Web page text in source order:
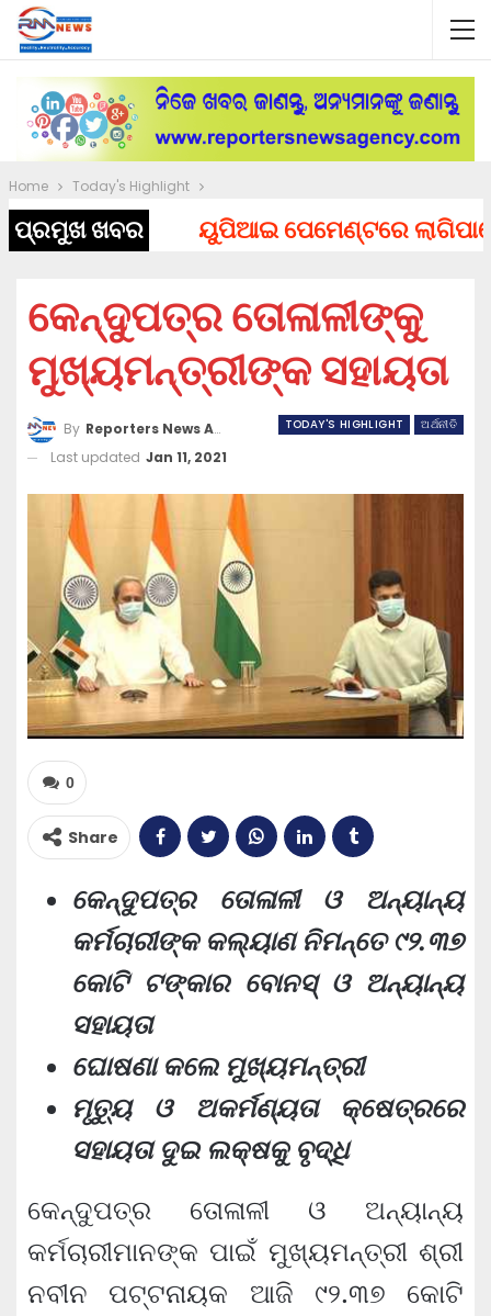
Home Today's Highlight
ପ୍ରମୁଖ ଖବର ୟୁପିଆଇ ପେମେଣ୍ଟରେ ଲାଗିପାରେ
କେନ୍ଦୁପତ୍ର ତୋଳାଳୀଙ୍କୁ
ମୁଖ୍ୟମନ୍ତ୍ରୀଙ୍କ ସହାୟତା
TODAY'S HIGHLIGHT ଅର୍ଥନୀତି
By Reporters News Agency
Last updated Jan 11, 2021
0
Share
କେନ୍ଦୁପତ୍ର ତୋଳାଳୀ ଓ ଅନ୍ୟାନ୍ୟ
କର୍ମଚାରୀଙ୍କ କଲ୍ୟାଣ ନିମନ୍ତେ ୯୨.୩୭
କୋଟି ଟଙ୍କାର ବୋନସ୍‌ ଓ ଅନ୍ୟାନ୍ୟ
ସହାୟତା
ଘୋଷଣା କଲେ ମୁଖ୍ୟମନ୍ତ୍ରୀ
ମୃତ୍ୟୁ ଓ ଅକର୍ମଣ୍ୟତା କ୍ଷେତ୍ରରେ
ସହାୟତା ଦୁଇ ଲକ୍ଷକୁ ବୃଦ୍ଧି
କେନ୍ଦୁପତ୍ର ତୋଳାଳୀ ଓ ଅନ୍ୟାନ୍ୟ
କର୍ମଚାରୀମାନଙ୍କ ପାଇଁ ମୁଖ୍ୟମନ୍ତ୍ରୀ ଶ୍ରୀ
ନବୀନ ପଟ୍ଟନାୟକ ଆଜି ୯୨.୩୭ କୋଟି